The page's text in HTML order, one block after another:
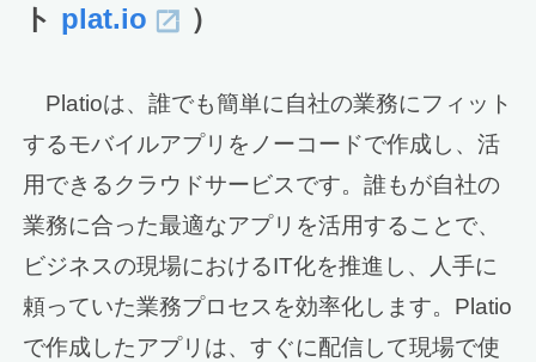
ト plat.io ）
Platioは、誰でも簡単に自社の業務にフィット
するモバイルアプリをノーコードで作成し、活
用できるクラウドサービスです。誰もが自社の
業務に合った最適なアプリを活用することで、
ビジネスの現場におけるIT化を推進し、人手に
頼っていた業務プロセスを効率化します。Platio
で作成したアプリは、すぐに配信して現場で使